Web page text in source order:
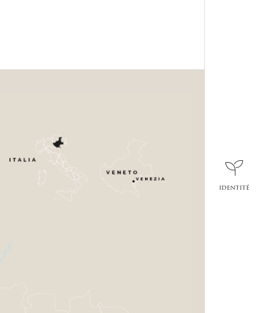
identité